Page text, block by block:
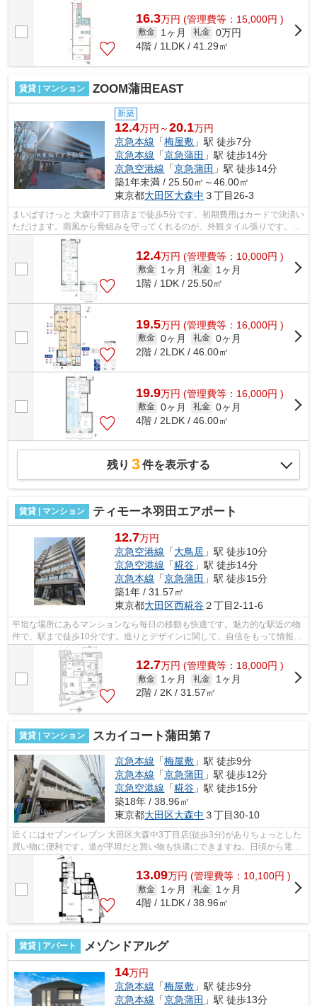
16.3万円 (管理費等：15,000円 )
敷金 1ヶ月 礼金 0万円
4階 / 1LDK / 41.29㎡
賃貸 | マンション ZOOM蒲田EAST
新築
12.4万円～20.1万円
京急本線 「梅屋敷 」駅 徒歩7分
京急本線 「京急蒲田 」駅 徒歩14分
京急空港線 「京急蒲田 」駅 徒歩14分
築1年未満 / 25.50㎡～46.00㎡
東京都大田区大森中 ３丁目26-3
まいばすけっと 大森中2丁目店まで徒歩5分です。初期費用はカードで決済い
ただけます。雨風から骨組みを守ってくれるのが、外観タイル張りです。敷
地内ごみ置き場は、簡単にごみ捨てが...
12.4万円 (管理費等：10,000円 )
敷金 1ヶ月 礼金
1ヶ月
1階 / 1DK / 25.50㎡
19.5万円 (管理費等：16,000円 )
敷金 0ヶ月 礼金 0ヶ月
2階 / 2LDK / 46.00㎡
19.9万円 (管理費等：16,000円 )
敷金 0ヶ月 礼金 0ヶ月
4階 / 2LDK / 46.00㎡
残り 3件を表示する
賃貸 | マンション ティモーネ羽田エアポート
12.7万円
京急空港線 「大鳥居 」駅 徒歩10分
京急空港線 「糀谷 」駅 徒歩14分
京急本線 「京急蒲田 」駅 徒歩15分
築1年 / 31.57㎡
東京都大田区西糀谷２丁目2-11-6
平坦な場所にあるマンションなら毎日の移動も快適です。魅力的な駅近の物
件で、駅まで徒歩10分です。造りとデザインに関して、自信をもって情報を
提供できるマンションです。アレルギ...
12.7万円 (管理費等：18,000円 )
敷金 1ヶ月 礼金
1ヶ月
2階 / 2K / 31.57㎡
賃貸 | マンション スカイコート蒲田第７
京急本線 「梅屋敷 」駅 徒歩9分
京急本線 「京急蒲田 」駅 徒歩12分
京急空港線 「糀谷 」駅 徒歩15分
築18年 / 38.96㎡
東京都大田区大森中 ３丁目30-10
近くにはセブンイレブン 大田区大森中3丁目店(徒歩3分)がありちょっとした
買い物に便利です。道が平坦だと買い物も快適にできますね。日頃から電車
をよく利用するなら2駅利用可能な物...
13.09万円 (管理費等：10,100円 )
敷金 1ヶ月 礼金
1ヶ月
4階 / 1LDK / 38.96㎡
賃貸 | アパート メゾンドアルグ
14万円
京急本線 「梅屋敷 」駅 徒歩9分
京急本線 「京急蒲田 」駅 徒歩13分